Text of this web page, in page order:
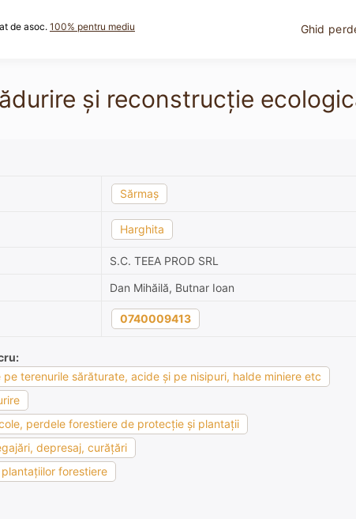
de asoc. 100% pentru mediu Ghid
și reconstrucție
Sărmaș
Harghita
S.C. TEEA PROD SRL
Dan Mihăilă, Butnar Ioan
0740009413
terenurile sărăturate, acide şi pe nisipuri, halde miniere etc
perdele forestiere de protecţie şi plantaţii
depresaj, curăţări
forestiere